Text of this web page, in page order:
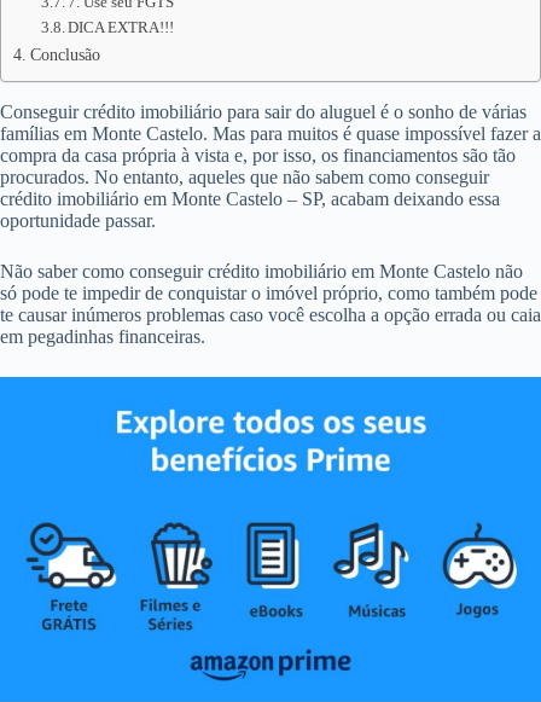
DICA EXTRA!!!
Conclusão
Conseguir crédito imobiliário para sair do aluguel é o sonho de várias
famílias em Monte Castelo. Mas para muitos é quase impossível fazer a
compra da casa própria à vista e, por isso, os financiamentos são tão
procurados. No entanto, aqueles que não sabem como conseguir
crédito imobiliário em Monte Castelo – SP, acabam deixando essa
oportunidade passar.
Não saber como conseguir crédito imobiliário em Monte Castelo não
só pode te impedir de conquistar o imóvel próprio, como também pode
te causar inúmeros problemas caso você escolha a opção errada ou caia
em pegadinhas financeiras.